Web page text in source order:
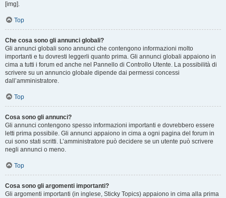
[img].
Top
Che cosa sono gli annunci globali?
Gli annunci globali sono annunci che contengono informazioni molto
importanti e tu dovresti leggerli quanto prima. Gli annunci globali appaiono in
cima a tutti i forum ed anche nel Pannello di Controllo Utente. La possibilità di
scrivere su un annuncio globale dipende dai permessi concessi
dall’amministratore.
Top
Cosa sono gli annunci?
Gli annunci contengono spesso informazioni importanti e dovrebbero essere
letti prima possibile. Gli annunci appaiono in cima a ogni pagina del forum in
cui sono stati scritti. L’amministratore può decidere se un utente può scrivere
negli annunci o meno.
Top
Cosa sono gli argomenti importanti?
Gli argomenti importanti (in inglese, Sticky Topics) appaiono in cima alla prima